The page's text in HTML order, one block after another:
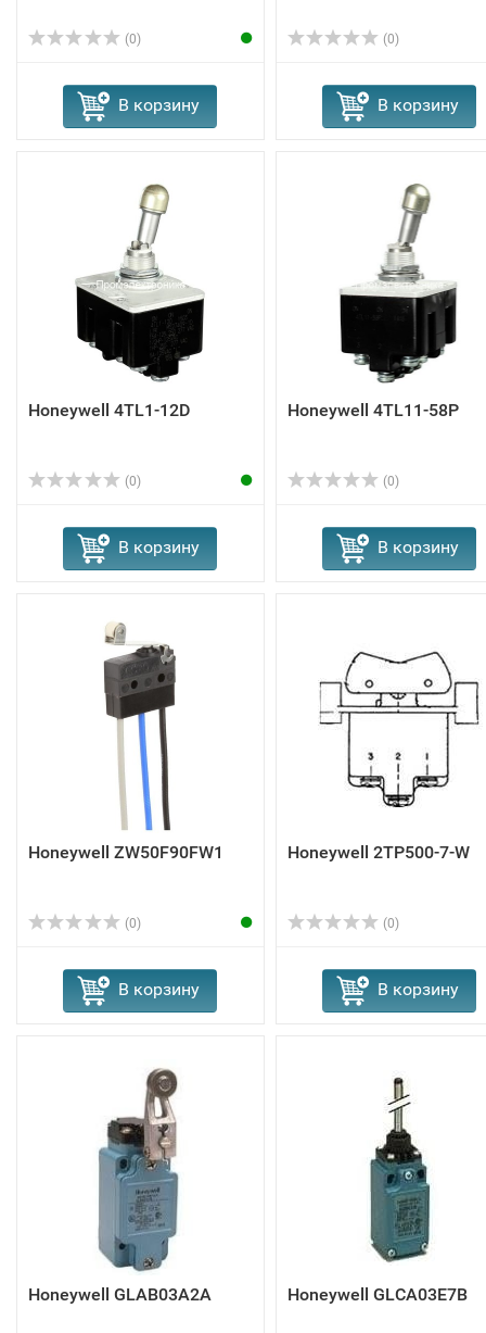
(0)
В корзину
(0)
В корзину
Honeywell 4TL1-12D
(0)
В корзину
Honeywell 4TL11-58P
(0)
В корзину
Honeywell ZW50F90FW1
(0)
В корзину
Honeywell 2TP500-7-W
(0)
В корзину
Honeywell GLAB03A2A Honeywell GLCA03E7B